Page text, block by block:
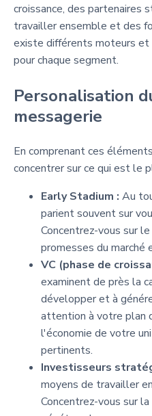
croissance, des partenaires
travailler ensemble et des
existe différents moteurs et
pour chaque segment.
Personalisation
messagerie
En comprenant ces
concentrer sur ce qui est le
Early Stadium : Au
parient souvent sur
Concentrez-vous sur
promesses du marché
VC (phase de
examinent de près la
développer et à
attention à votre plan
l'économie de votre
pertinents.
Investisseurs
moyens de travailler
Concentrez-vous sur